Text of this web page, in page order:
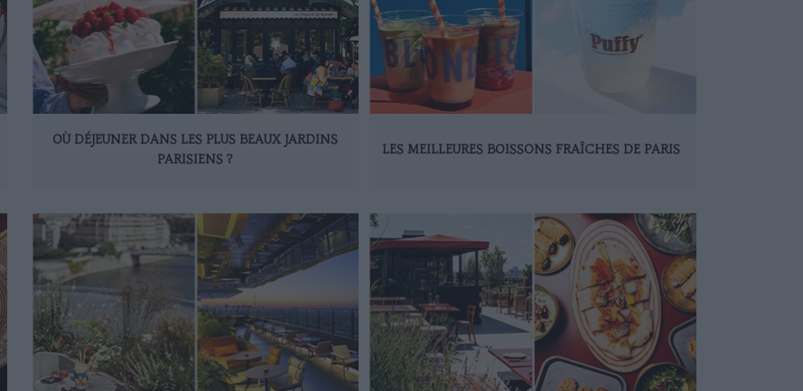
OÙ DÉJEUNER DANS LES PLUS BEAUX JARDINS
PARISIENS ?
LES MEILLEURES BOISSONS FRAÎCHES DE PARIS